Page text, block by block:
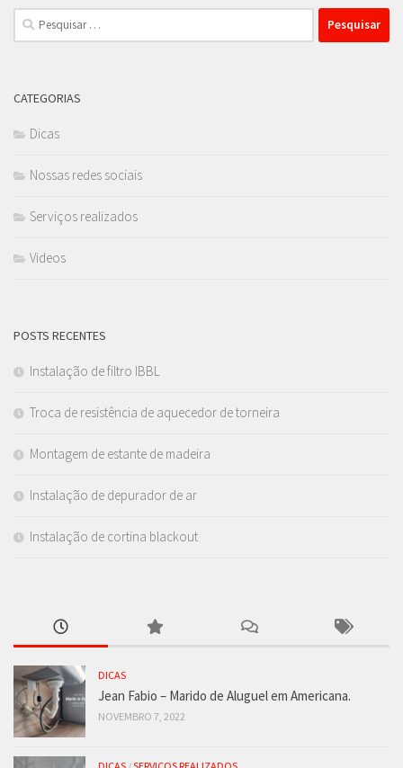
Pesquisar
por:
CATEGORIAS
Dicas
Nossas redes sociais
Serviços realizados
Videos
POSTS RECENTES
Instalação de filtro IBBL
Troca de resistência de aquecedor de torneira
Montagem de estante de madeira
Instalação de depurador de ar
Instalação de cortina blackout
DICAS
Jean Fabio – Marido de Aluguel em Americana.
NOVEMBRO 7, 2022
DICAS / SERVIÇOS REALIZADOS